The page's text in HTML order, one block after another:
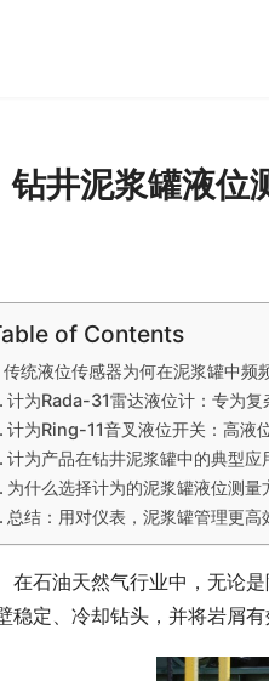
钻井泥浆罐液位
of Contents
传统液位传感器为何在泥浆罐中频
计为Rada-31雷达液位计：专为复
计为Ring-11音叉液位开关：高液
计为产品在钻井泥浆罐中的典型应
为什么选择计为的泥浆罐液位测量
总结：用对仪表，泥浆罐管理更高
油天然气行业中，无论是陆
稳定、冷却钻头，并将岩屑